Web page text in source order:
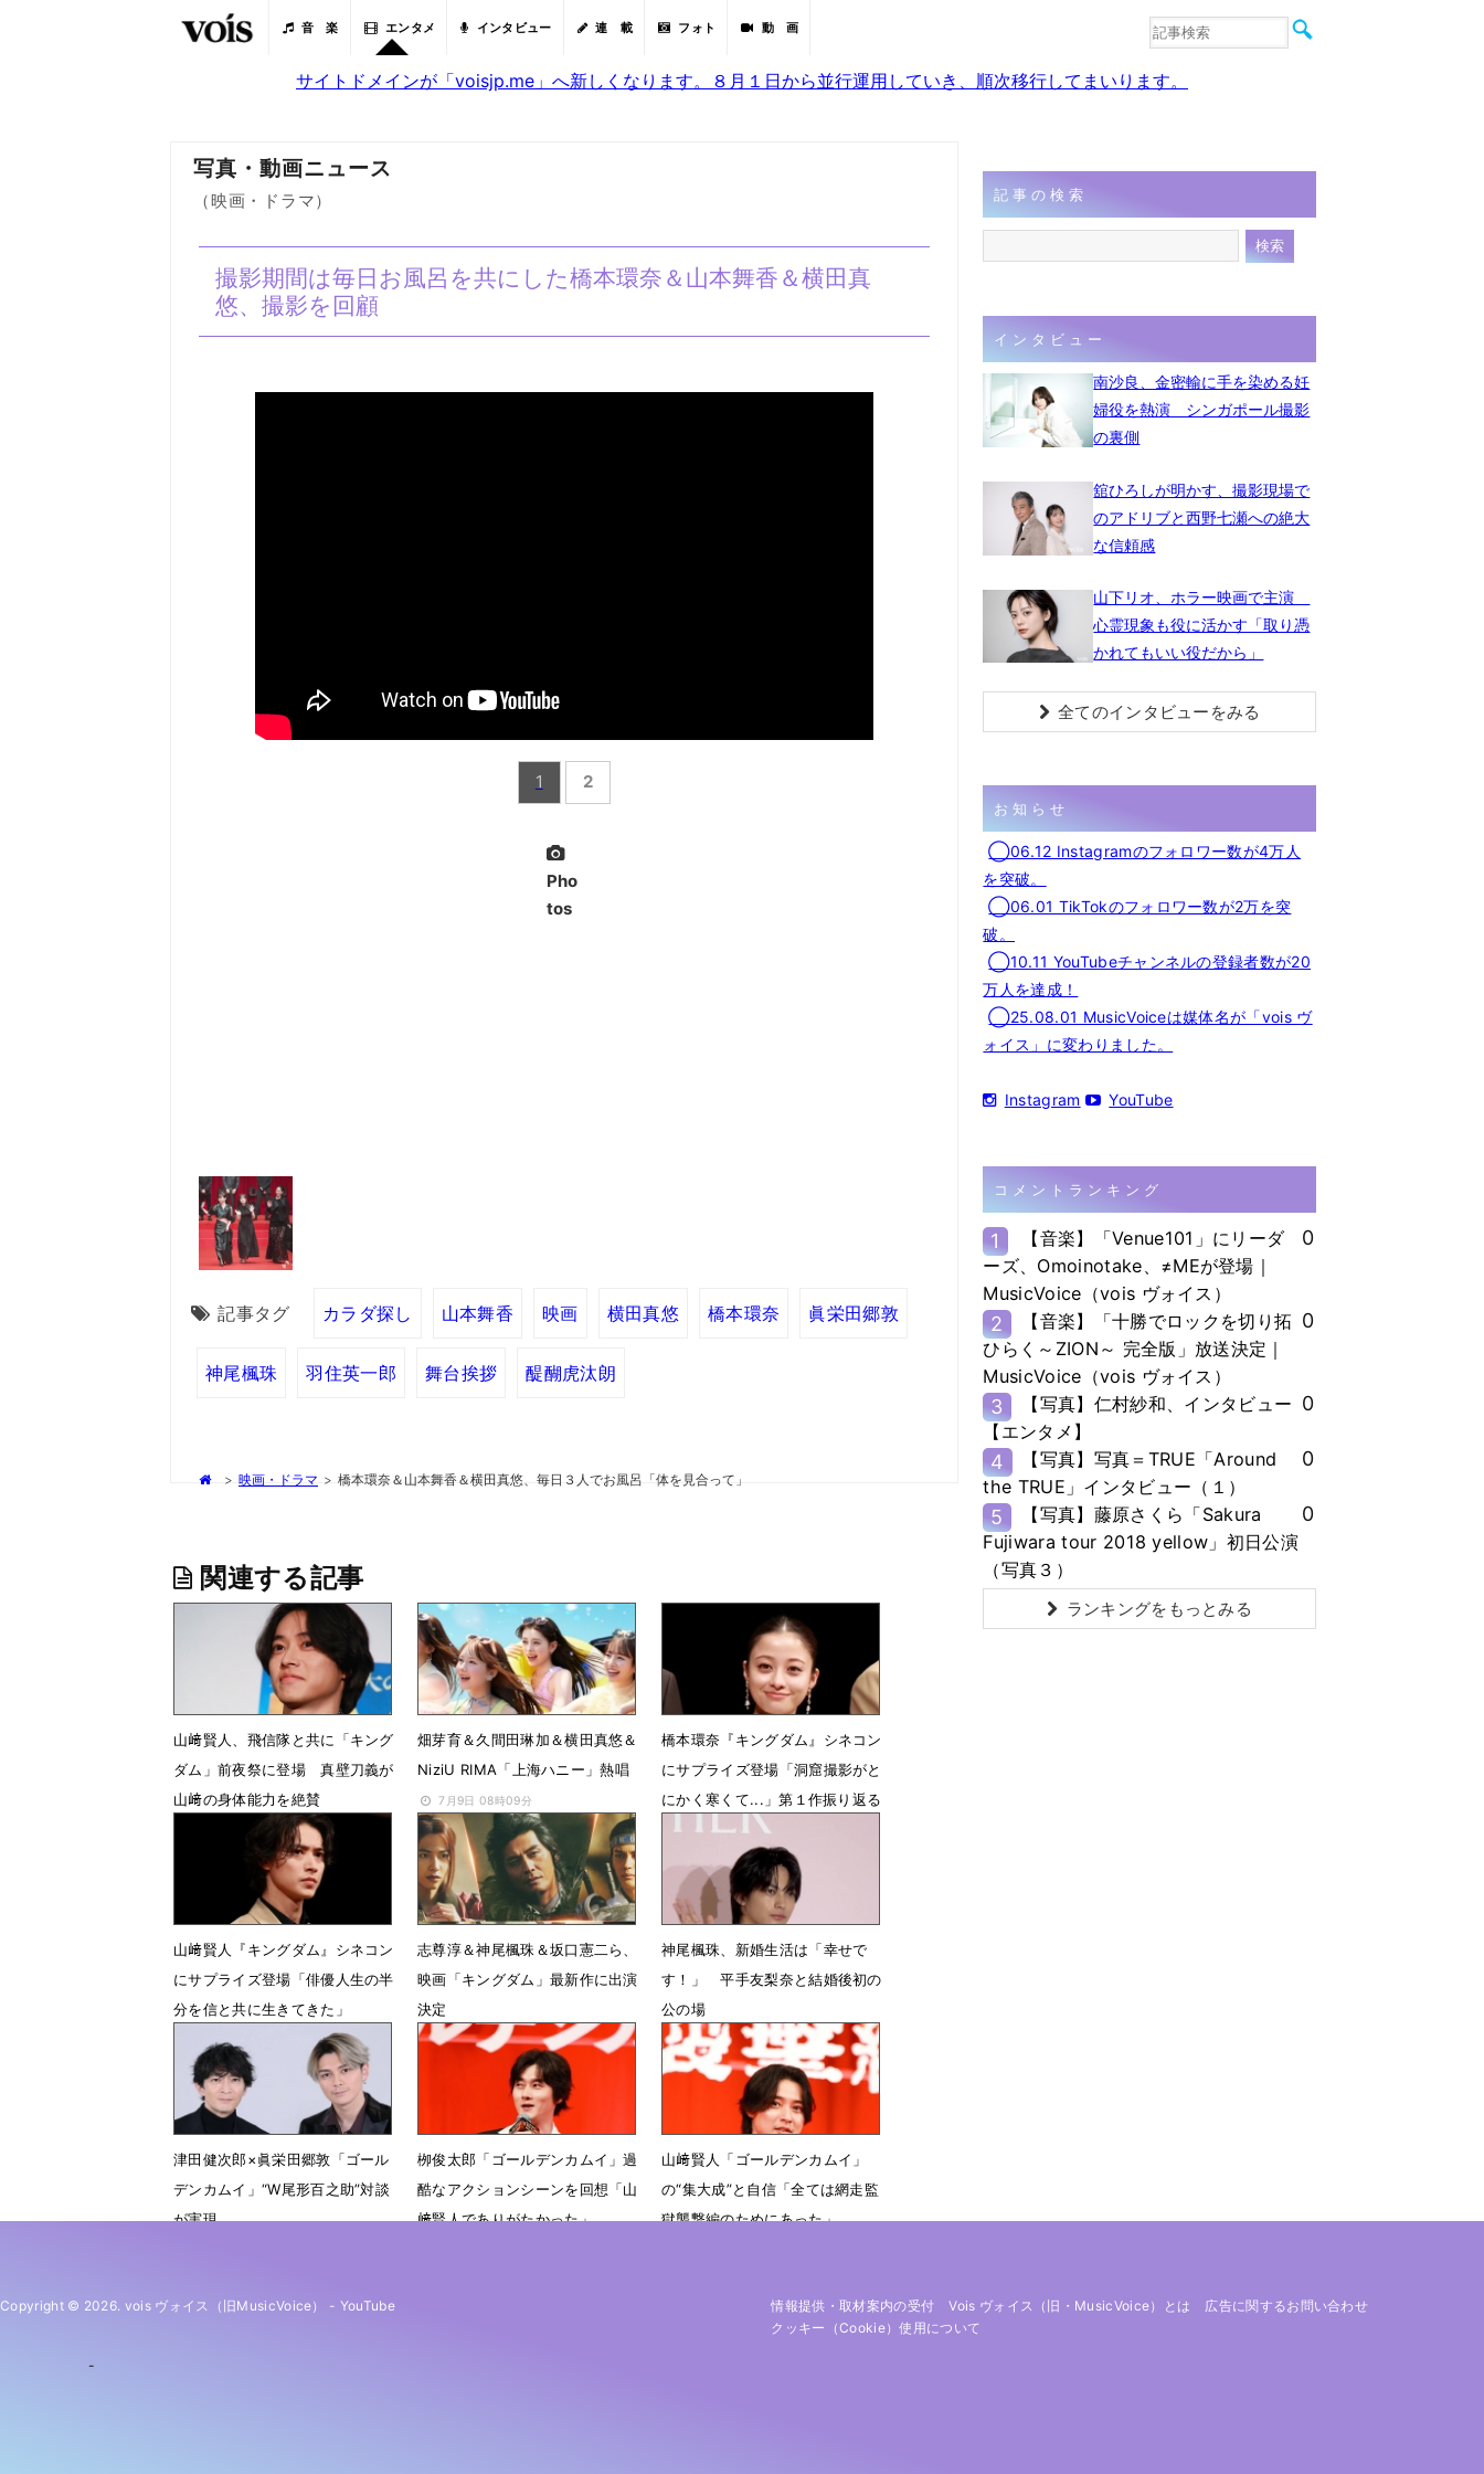
音 楽 エンタメ インタビュー 連 載 フォト 動 画
音楽
サイトドメインが「voisjp.me」へ新しくなります。８月１日から並行運用していき、順次移行してまいります。
写真・動画ニュース
（映画・ドラマ）
撮影期間は毎日お風呂を共にした橋本環奈＆山本舞香＆横田真
悠、撮影を回顧
1 2
Pho
tos
記事タグ カラダ探し 山本舞香 映画 横田真悠 橋本環奈 眞栄田郷敦
神尾楓珠 羽住英一郎 舞台挨拶 醍醐虎汰朗
> 映画・ドラマ > 橋本環奈＆山本舞香＆横田真悠、毎日３人でお風呂「体を見合って」
関連する記事
山﨑賢人、飛信隊と共に「キング
ダム」前夜祭に登場 真壁刀義が
山﨑の身体能力を絶賛
7月17日 07時00分
畑芽育＆久間田琳加＆横田真悠＆
NiziU RIMA「上海ハニー」熱唱
7月9日 08時09分
橋本環奈『キングダム』シネコン
にサプライズ登場「洞窟撮影がと
にかく寒くて...」第１作振り返る
7月6日 12時50分
山﨑賢人『キングダム』シネコン
にサプライズ登場「俳優人生の半
分を信と共に生きてきた」
7月5日 19時32分
志尊淳＆神尾楓珠＆坂口憲二ら、
映画「キングダム」最新作に出演
決定
3月27日 17時00分
神尾楓珠、新婚生活は「幸せで
す！」 平手友梨奈と結婚後初の
公の場
3月26日 12時18分
津田健次郎×眞栄田郷敦「ゴール
デンカムイ」“W尾形百之助”対談
が実現
栁俊太郎「ゴールデンカムイ」過
酷なアクションシーンを回想「山
﨑賢人でありがたかった」
山﨑賢人「ゴールデンカムイ」
の“集大成”と自信「全ては網走監
獄襲撃編のためにあった」
記事の検索
インタビュー
南沙良、金密輸に手を染める妊
婦役を熱演 シンガポール撮影
の裏側
舘ひろしが明かす、撮影現場で
のアドリブと西野七瀬への絶大
な信頼感
山下リオ、ホラー映画で主演
心霊現象も役に活かす「取り憑
かれてもいい役だから」
全てのインタビューをみる
お知らせ
◯06.12 Instagramのフォロワー数が4万人
を突破。
◯06.01 TikTokのフォロワー数が2万を突
破。
◯10.11 YouTubeチャンネルの登録者数が20
万人を達成！
◯25.08.01 MusicVoiceは媒体名が「vois ヴ
ォイス」に変わりました。
Instagram YouTube
コメントランキング
1
【音楽】「Venue101」にリーダ
ーズ、Omoinotake、≠MEが登場｜
MusicVoice（vois ヴォイス）
0
2
【音楽】「十勝でロックを切り拓
ひらく～ZION～ 完全版」放送決定｜
MusicVoice（vois ヴォイス）
0
3
【写真】仁村紗和、インタビュー
【エンタメ】
0
4
【写真】写真＝TRUE「Around
the TRUE」インタビュー（１）
0
5
【写真】藤原さくら「Sakura
Fujiwara tour 2018 yellow」初日公演
（写真３）
0
ランキングをもっとみる
Copyright © 2026. vois ヴォイス（旧MusicVoice） - YouTube 情報提供・取材案内の受付 Vois ヴォイス（旧・MusicVoice）とは
広告に関するお問い合わせ
クッキー（cookie）使用について
-